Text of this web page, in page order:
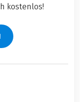
kostenlos!